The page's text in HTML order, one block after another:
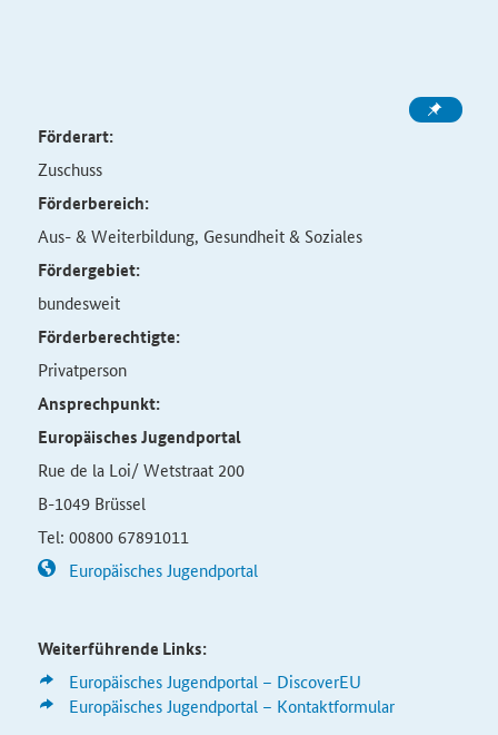
Förderart:
Zuschuss
Förderbereich:
Aus- & Weiterbildung, Gesundheit & Soziales
Fördergebiet:
bundesweit
Förderberechtigte:
Privatperson
Ansprechpunkt:
Europäisches Jugendportal
Rue de la Loi/ Wetstraat 200
B-1049 Brüssel
Tel: 00800 67891011
Europäisches Jugendportal
Weiterführende Links:
Europäisches Jugendportal – DiscoverEU
Europäisches Jugendportal – Kontaktformular